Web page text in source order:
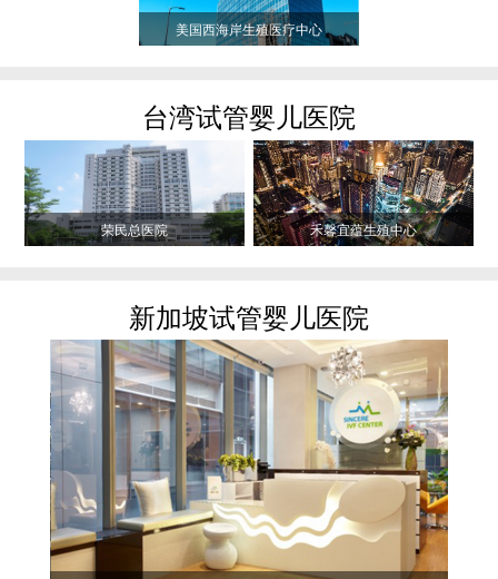
美国西海岸生殖医疗中心
台湾试管婴儿医院
荣民总医院 禾馨宜蕴生殖中心
新加坡试管婴儿医院